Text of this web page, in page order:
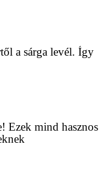
a sárga levél. Így
Ezek mind hasznos